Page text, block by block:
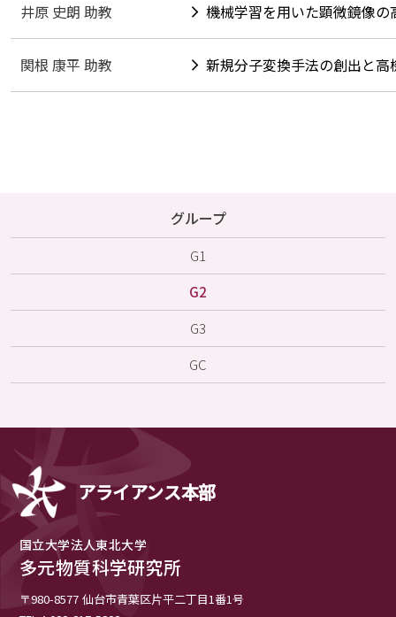
井原 史朗 助教 機械学習を用いた顕微鏡像
関根 康平 助教 新規分子変換手法の創出と
グループ
G1
G2
G3
GC
アライアンス本部
国立大学法人東北大学
多元物質科学研究所
〒980-8577 仙台市青葉区片平二丁目1番1号